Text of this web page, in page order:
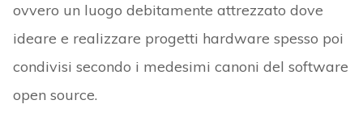
ovvero un luogo debitamente attrezzato dove
ideare e realizzare progetti hardware spesso poi
condivisi secondo i medesimi canoni del software
open source.